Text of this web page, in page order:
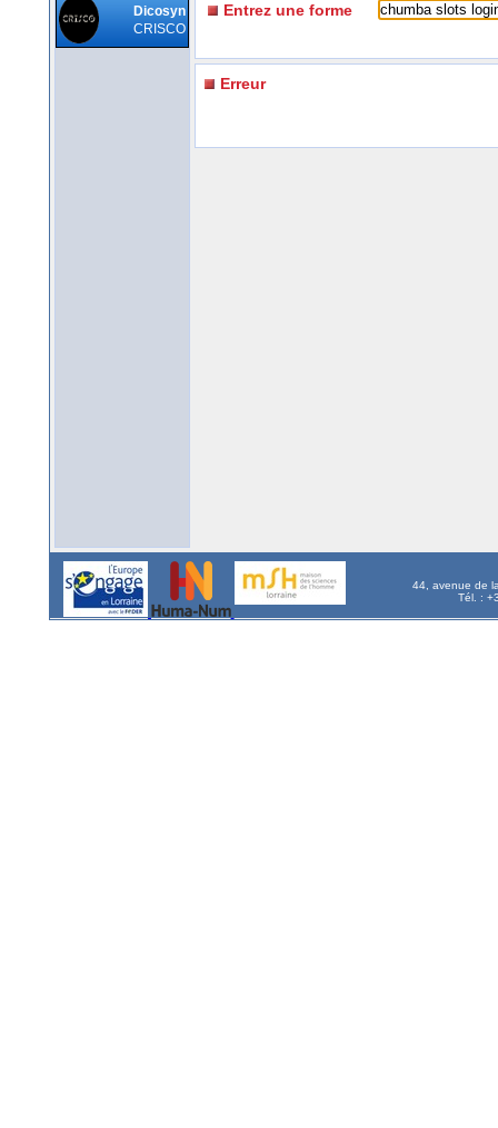
Dicosyn
CRISCO
Entrez une forme
Erreur
44, avenue de
Tél. :